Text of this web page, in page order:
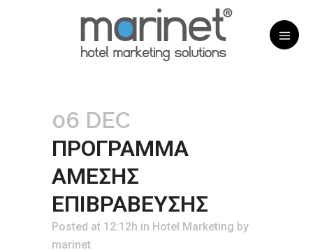
06 DEC
ΠΡΟΓΡΑΜΜΑ
ΑΜΕΣΗΣ
ΕΠΙΒΡΑΒΕΥΣΗΣ
Posted at 12:12h in Hotel Marketing by
marinet